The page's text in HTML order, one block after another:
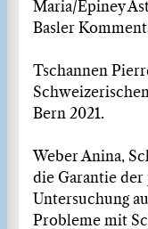
Maria/Epiney
Basler
Tschannen
Bern 2021.
Weber Anina,
die Garantie
Untersuchung
Probleme mit